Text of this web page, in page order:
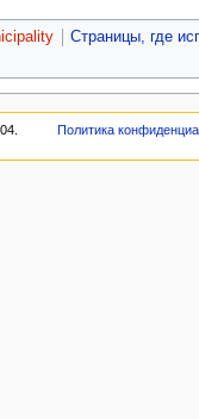
Страницы, где
Политика